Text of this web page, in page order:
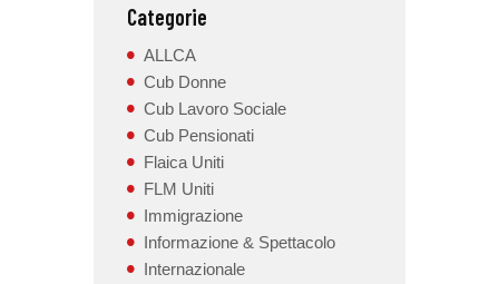
Categorie
ALLCA
Cub Donne
Cub Lavoro Sociale
Cub Pensionati
Flaica Uniti
FLM Uniti
Immigrazione
Informazione & Spettacolo
Internazionale